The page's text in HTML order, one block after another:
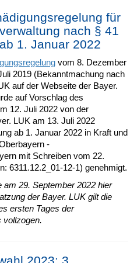
für
nach § 41
1. Januar 2022
vom 8. Dezember
2019 (Bekanntmachung nach
auf der Webseite der Bayer.
auf Vorschlag des
12. Juli 2022 von der
LUK am 13. Juli 2022
ab 1. Januar 2022 in Kraft und
-
mit Schreiben vom 22.
6311.12.2_01-12-1) genehmigt.
29. September 2022 hier
der Bayer. LUK gilt die
ersten Tages der
vollzogen.
2023: 3.